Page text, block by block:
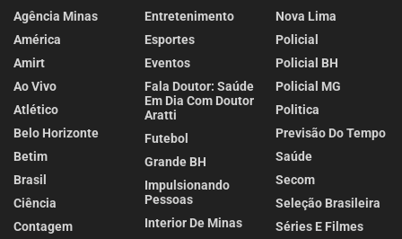
Agência Minas
América
Amirt
Ao Vivo
Atlético
Belo Horizonte
Betim
Brasil
Ciência
Contagem
Entretenimento
Esportes
Eventos
Fala Doutor: Saúde
Em Dia Com Doutor
Aratti
Futebol
Grande BH
Impulsionando
Pessoas
Interior De Minas
Nova Lima
Policial
Policial BH
Policial MG
Politica
Previsão Do Tempo
Saúde
Secom
Seleção Brasileira
Séries E Filmes